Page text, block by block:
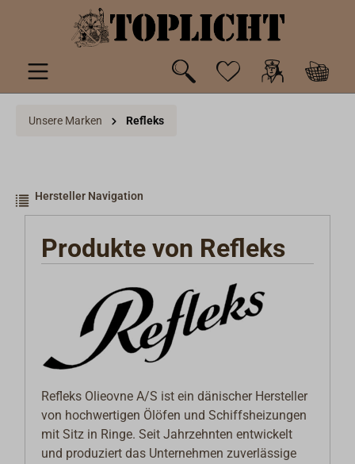
springen
Unsere Marken Refleks
Hersteller Navigation
Produkte von Refleks
Refleks Olieovne A/S ist ein dänischer Hersteller
von hochwertigen Ölöfen und Schiffsheizungen
mit Sitz in Ringe. Seit Jahrzehnten entwickelt
und produziert das Unternehmen zuverlässige